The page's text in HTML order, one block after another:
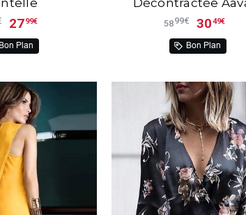
2799€
Bon Plan
5899€ 3049€
Bon Plan